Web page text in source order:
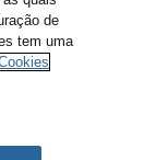
de
tem uma